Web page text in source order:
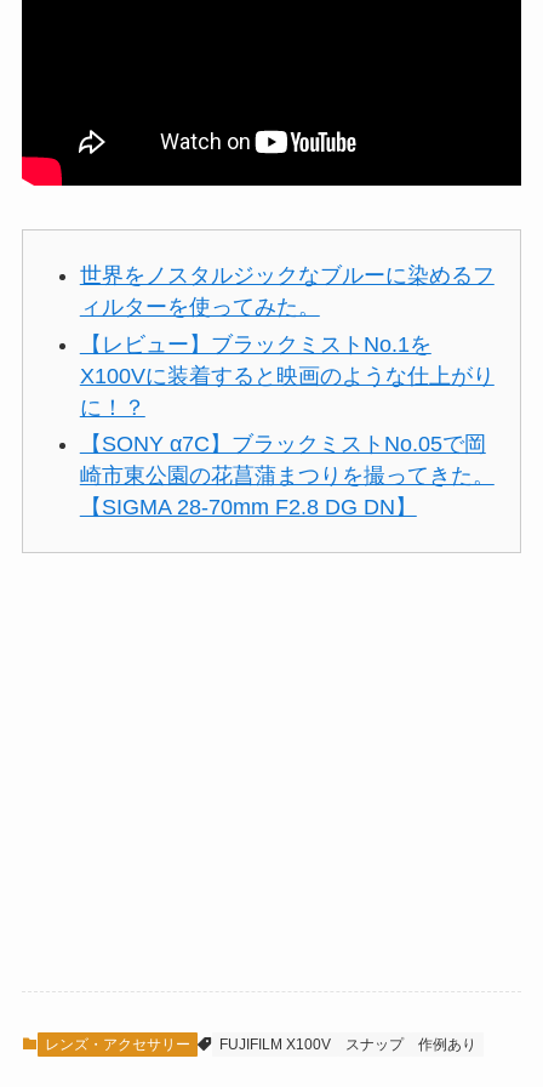
世界をノスタルジックなブルーに染めるフ
ィルターを使ってみた。
【レビュー】ブラックミストNo.1を
X100Vに装着すると映画のような仕上がり
に！？
【SONY α7C】ブラックミストNo.05で岡
崎市東公園の花菖蒲まつりを撮ってきた。
【SIGMA 28-70mm F2.8 DG DN】
レンズ・アクセサリー FUJIFILM X100V スナップ 作例あり